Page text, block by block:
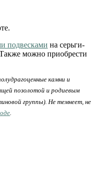
подвесками на серьги-
можно приобрести
камни и
позолотой и родиевым
группы). Не темнеет, не